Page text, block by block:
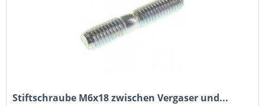
Stiftschraube M6x18 zwischen Vergaser und...